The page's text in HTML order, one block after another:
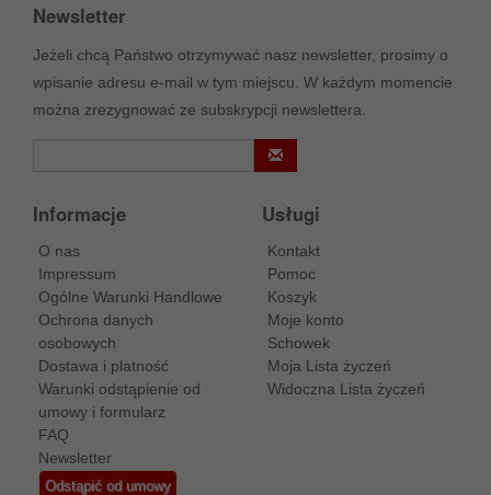
Newsletter
Jeżeli chcą Państwo otrzymywać nasz newsletter, prosimy o
wpisanie adresu e-mail w tym miejscu. W każdym momencie
można zrezygnować ze subskrypcji newslettera.
Informacje
O nas
Impressum
Ogólne Warunki Handlowe
Ochrona danych
osobowych
Dostawa i platność
Warunki odstąpienie od
umowy i formularz
FAQ
Newsletter
Odstąpić od umowy
Usługi
Kontakt
Pomoc
Koszyk
Moje konto
Schowek
Moja Lista życzeń
Widoczna Lista życzeń